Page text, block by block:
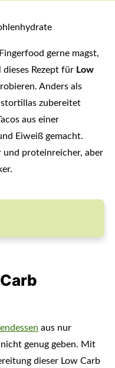
gerne magst,
Rezept für Low
Anders als
zubereitet
aus einer
Eiweiß gemacht.
und proteinreicher, aber
aus nur
genug geben. Mit
dieser Low Carb